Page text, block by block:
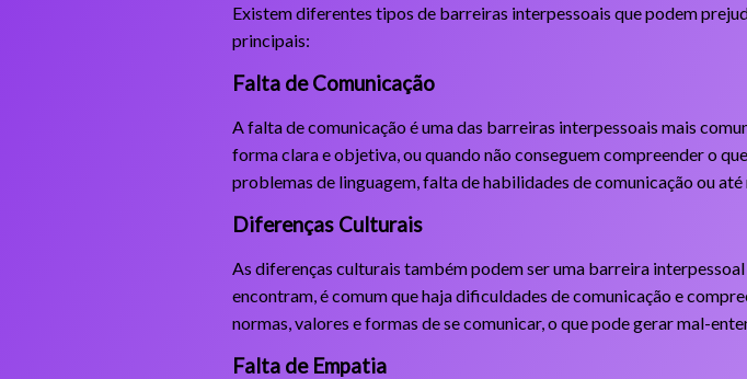
Existem diferentes tipos de barreiras interpessoais que podem
principais:
Falta de Comunicação
A falta de comunicação é uma das barreiras interpessoais mais
forma clara e objetiva, ou quando não conseguem compreender o
problemas de linguagem, falta de habilidades de comunicação ou
Diferenças Culturais
As diferenças culturais também podem ser uma barreira
encontram, é comum que haja dificuldades de comunicação e
normas, valores e formas de se comunicar, o que pode gerar mal-
Falta de Empatia